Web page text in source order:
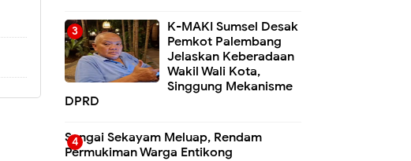
K-MAKI Sumsel Desak
Pemkot Palembang
Jelaskan Keberadaan
Wakil Wali Kota,
Singgung Mekanisme
DPRD
Sungai Sekayam Meluap, Rendam
Permukiman Warga Entikong